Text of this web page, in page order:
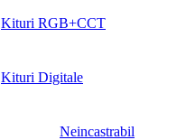
Kituri RGB+CCT
Kituri Digitale
Neincastrabil